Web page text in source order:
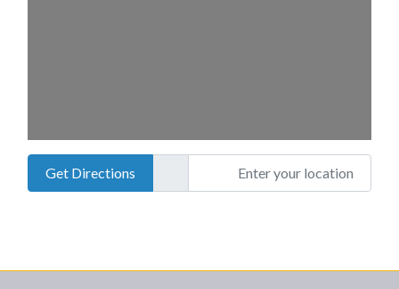
Enter your location
Get Directions